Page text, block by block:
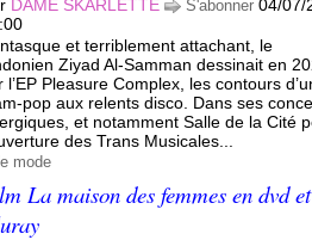
DAME SKARLETTE S'abonner 04/07/
et terriblement attachant, le
Ziyad Al-Samman dessinait en
l’EP Pleasure Complex, les contours
pop aux relents disco. Dans ses
et notamment Salle de la Cité
des Trans Musicales...
mode
La maison des femmes en dvd et